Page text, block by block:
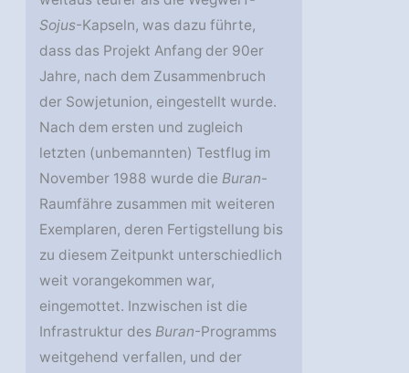
Sojus-Kapseln, was dazu führte,
dass das Projekt Anfang der 90er
Jahre, nach dem Zusammenbruch
der Sowjetunion, eingestellt wurde.
Nach dem ersten und zugleich
letzten (unbemannten) Testflug im
November 1988 wurde dieBuran-
Raumfähre zusammen mit weiteren
Exemplaren, deren Fertigstellung bis
zu diesem Zeitpunkt unterschiedlich
weit vorangekommen war,
eingemottet. Inzwischen ist die
Infrastruktur desBuran-Programms
weitgehend verfallen, und der